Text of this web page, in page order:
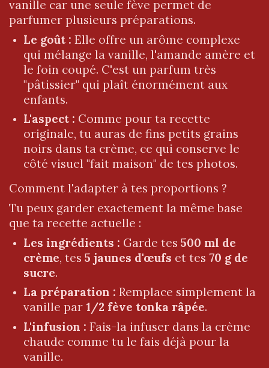
vanille car une seule fève permet de
parfumer plusieurs préparations.
Le goût : Elle offre un arôme complexe
qui mélange la vanille, l'amande amère et
le foin coupé. C'est un parfum très
"pâtissier" qui plaît énormément aux
enfants.
L'aspect : Comme pour ta recette
originale, tu auras de fins petits grains
noirs dans ta crème, ce qui conserve le
côté visuel "fait maison" de tes photos.
​Comment l'adapter à tes proportions ?
​Tu peux garder exactement la même base
que ta recette actuelle :
Les ingrédients : Garde tes 500 ml de
crème, tes 5 jaunes d'œufs et tes 70 g de
sucre.
La préparation : Remplace simplement la
vanille par 1/2 fève tonka râpée.
L'infusion : Fais-la infuser dans la crème
chaude comme tu le fais déjà pour la
vanille.